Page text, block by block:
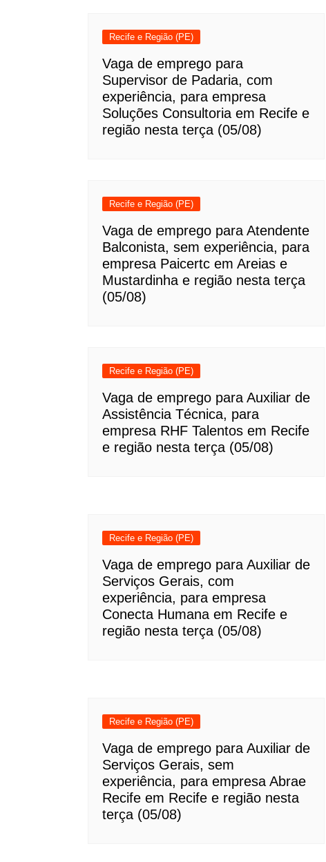
Recife e Região (PE)
Vaga de emprego para
Supervisor de Padaria, com
experiência, para empresa
Soluções Consultoria em Recife e
região nesta terça (05/08)
Recife e Região (PE)
Vaga de emprego para Atendente
Balconista, sem experiência, para
empresa Paicertc em Areias e
Mustardinha e região nesta terça
(05/08)
Recife e Região (PE)
Vaga de emprego para Auxiliar de
Assistência Técnica, para
empresa RHF Talentos em Recife
e região nesta terça (05/08)
Recife e Região (PE)
Vaga de emprego para Auxiliar de
Serviços Gerais, com
experiência, para empresa
Conecta Humana em Recife e
região nesta terça (05/08)
Recife e Região (PE)
Vaga de emprego para Auxiliar de
Serviços Gerais, sem
experiência, para empresa Abrae
Recife em Recife e região nesta
terça (05/08)